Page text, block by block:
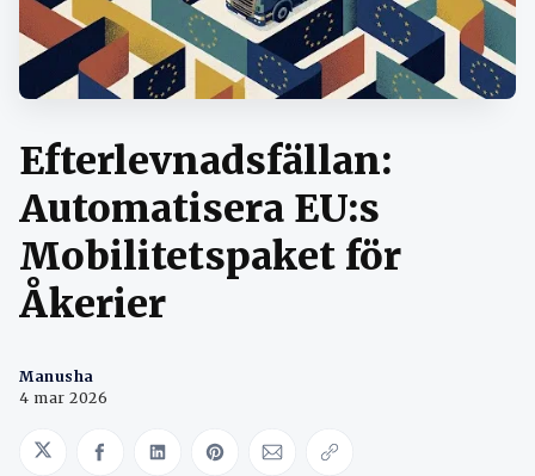
Efterlevnadsfällan:
Automatisera EU:s
Mobilitetspaket för
Åkerier
Manusha
4 mar 2026
Share on Twitter
Share on Facebook
Share on LinkedIn
Share on Pinterest
Share via Email
Copy link